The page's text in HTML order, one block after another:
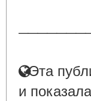
Эта
и